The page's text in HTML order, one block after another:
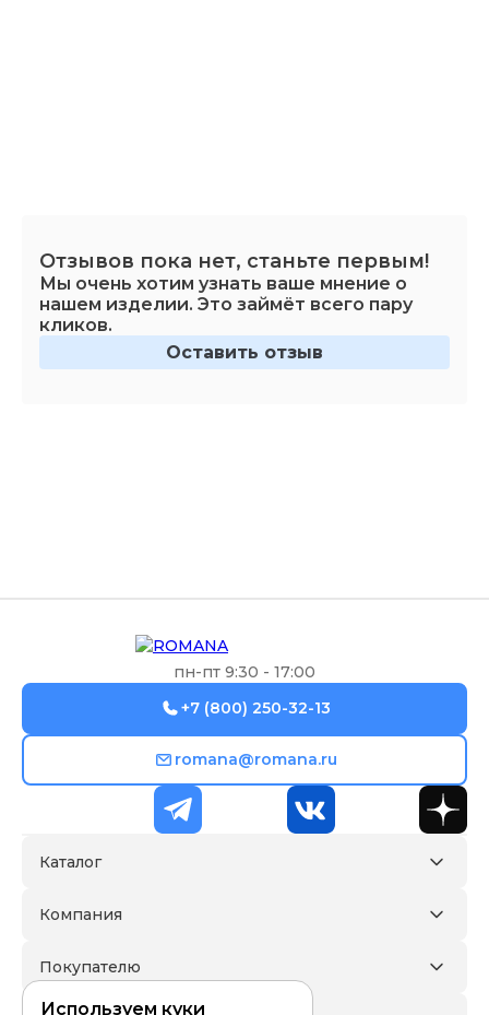
Отзывов пока нет, станьте первым!
Мы очень хотим узнать ваше мнение о
нашем изделии. Это займёт всего пару
кликов.
Оставить отзыв
пн-пт 9:30 - 17:00
+7 (800) 250-32-13
romana@romana.ru
Каталог
Компания
Покупателю
Используем куки